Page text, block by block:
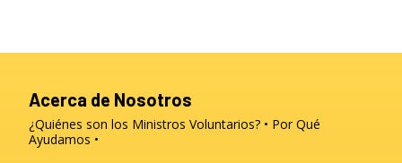
Acerca de Nosotros
¿Quiénes son los Ministros Voluntarios?
Por Qué
Ayudamos